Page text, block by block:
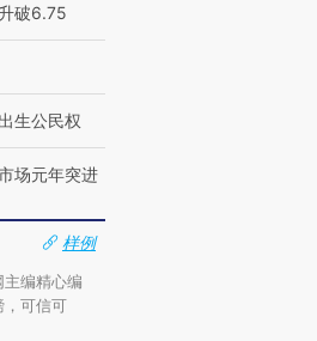
破6.75
生公民权
场元年突进
样例
编精心编
，可信可